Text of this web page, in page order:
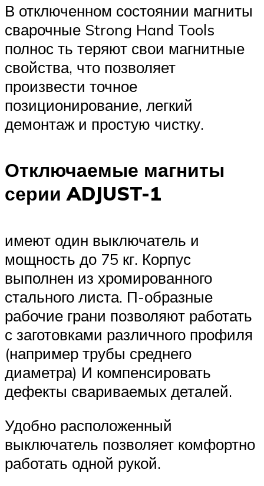
В отключенном состоянии магниты
сварочные Strong Hand Tools
полнос ть теряют свои магнитные
свойства, что позволяет
произвести точное
позиционирование, легкий
демонтаж и простую чистку.
Отключаемые магниты
серии ADJUST-1
имеют один выключатель и
мощность до 75 кг. Корпус
выполнен из хромированного
стального листа. П-образные
рабочие грани позволяют работать
с заготовками различного профиля
(например трубы среднего
диаметра) И компенсировать
дефекты свариваемых деталей.
Удобно расположенный
выключатель позволяет комфортно
работать одной рукой.